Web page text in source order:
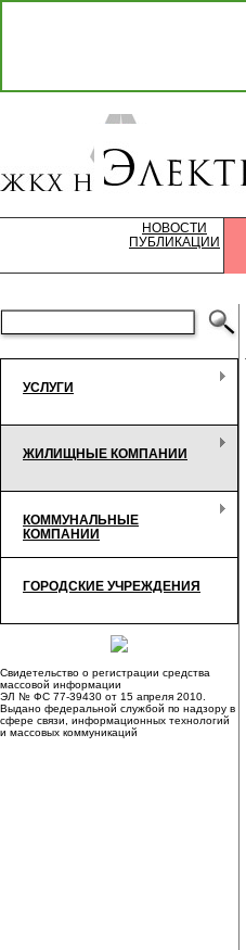
НОВОСТИ
ПУБЛИКАЦИИ
УСЛУГИ
ЖИЛИЩНЫЕ КОМПАНИИ
КОММУНАЛЬНЫЕ
КОМПАНИИ
ГОРОДСКИЕ УЧРЕЖДЕНИЯ
Свидетельство о регистрации средства
массовой информации
ЭЛ № ФС 77-39430 от 15 апреля 2010.
Выдано федеральной службой по надзору в
сфере связи, информационных технологий
и массовых коммуникаций